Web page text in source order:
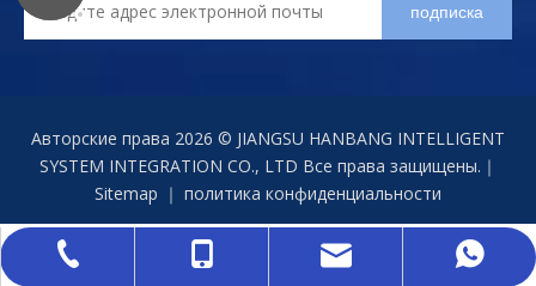
+86-527-84759333
+86-18012114507
sales@hobovar.com
+86 18012114507
подписка
Авторские права 2026 © JIANGSU HANBANG INTELLIGENT
SYSTEM INTEGRATION CO., LTD Все права защищены.｜
Sitemap ｜ политика конфиденциальности